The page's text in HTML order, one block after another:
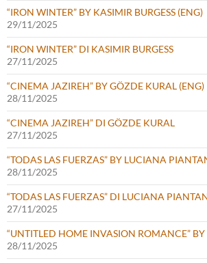
“IRON WINTER” BY KASIMIR BURGESS (ENG)
29/11/2025
“IRON WINTER” DI KASIMIR BURGESS
27/11/2025
“CINEMA JAZIREH” BY GÖZDE KURAL (ENG)
28/11/2025
“CINEMA JAZIREH” DI GÖZDE KURAL
27/11/2025
“TODAS LAS FUERZAS” BY LUCIANA
28/11/2025
“TODAS LAS FUERZAS” DI LUCIANA
27/11/2025
“UNTITLED HOME INVASION ROMANCE” BY
28/11/2025